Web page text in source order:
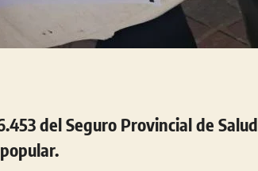
del Seguro Provincial de Salud